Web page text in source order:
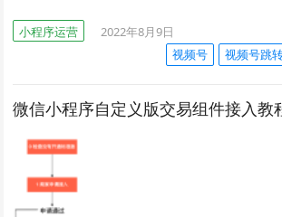
小程序运营
2022年8月9日
视频号
视频号跳
微信小程序自定义版交易组件接入教